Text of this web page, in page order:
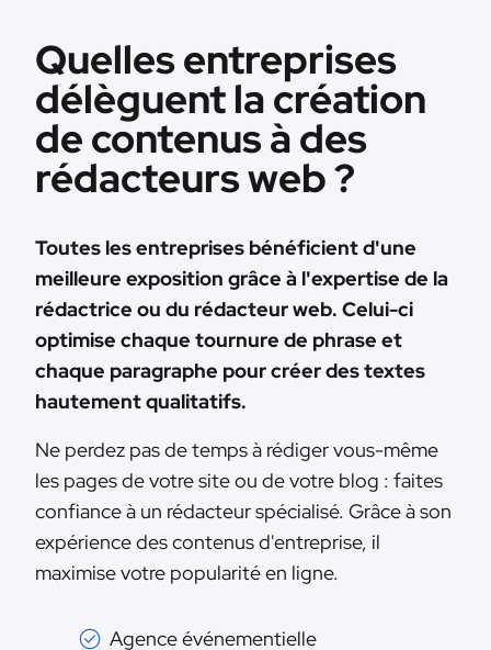
Quelles entreprises
délèguent la création
de contenus à des
rédacteurs web ?
Toutes les entreprises bénéficient d'une
meilleure exposition grâce à l'expertise de la
rédactrice ou du rédacteur web. Celui-ci
optimise chaque tournure de phrase et
chaque paragraphe pour créer des textes
hautement qualitatifs.
Ne perdez pas de temps à rédiger vous-même
les pages de votre site ou de votre blog : faites
confiance à un rédacteur spécialisé. Grâce à son
expérience des contenus d'entreprise, il
maximise votre popularité en ligne.
Agence événementielle